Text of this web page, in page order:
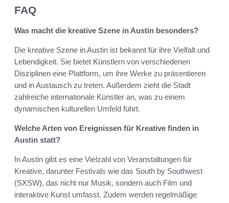
FAQ
Was macht die kreative Szene in Austin besonders?
Die kreative Szene in Austin ist bekannt für ihre Vielfalt und
Lebendigkeit. Sie bietet Künstlern von verschiedenen
Disziplinen eine Plattform, um ihre Werke zu präsentieren
und in Austausch zu treten. Außerdem zieht die Stadt
zahlreiche internationale Künstler an, was zu einem
dynamischen kulturellen Umfeld führt.
Welche Arten von Ereignissen für Kreative finden in
Austin statt?
In Austin gibt es eine Vielzahl von Veranstaltungen für
Kreative, darunter Festivals wie das South by Southwest
(SXSW), das nicht nur Musik, sondern auch Film und
interaktive Kunst umfasst. Zudem werden regelmäßige